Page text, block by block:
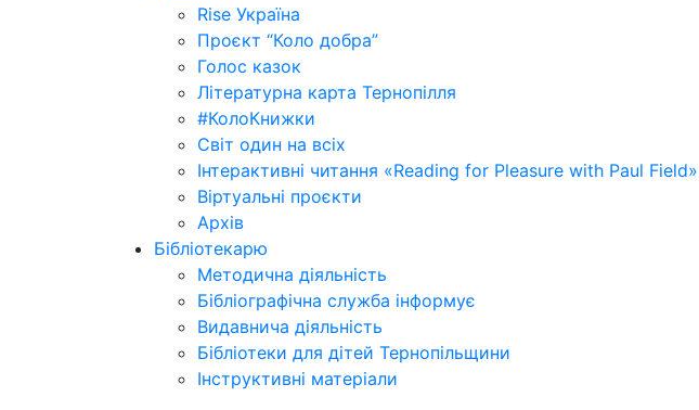
Rise Україна
Проєкт “Коло добра”
Голос казок
Літературна карта Тернопілля
#КолоКнижки
Світ один на всіх
Інтерактивні читання «Reading for Pleasure with Paul Field»
Віртуальні проєкти
Архів
Бібліотекарю
Методична діяльність
Бібліографічна служба інформує
Видавнича діяльність
Бібліотеки для дітей Тернопільщини
Інструктивні матеріали